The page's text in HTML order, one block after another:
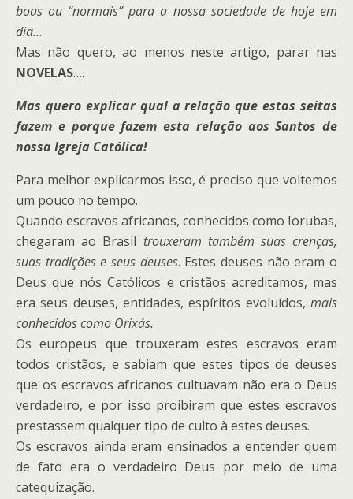
boas ou “normais” para a nossa sociedade de hoje em
dia...
Mas não quero, ao menos neste artigo, parar nas
NOVELAS….
Mas quero explicar qual a relação que estas seitas
fazem e porque fazem esta relação aos Santos de
nossa Igreja Católica!
Para melhor explicarmos isso, é preciso que voltemos
um pouco no tempo.
Quando escravos africanos, conhecidos como Iorubas,
chegaram ao Brasil trouxeram também suas crenças,
suas tradições e seus deuses. Estes deuses não eram o
Deus que nós Católicos e cristãos acreditamos, mas
era seus deuses, entidades, espíritos evoluídos, mais
conhecidos como Orixás.
Os europeus que trouxeram estes escravos eram
todos cristãos, e sabiam que estes tipos de deuses
que os escravos africanos cultuavam não era o Deus
verdadeiro, e por isso proibiram que estes escravos
prestassem qualquer tipo de culto à estes deuses.
Os escravos ainda eram ensinados a entender quem
de fato era o verdadeiro Deus por meio de uma
catequização.